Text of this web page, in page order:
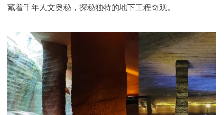
藏着千年人文奥秘，探秘独特的地下工程奇观。